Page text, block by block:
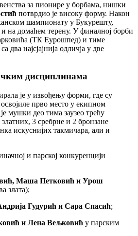
за пионире у борбама, нишки
потврдио је високу форму. Након
шампионату у Букурешту,
и на домаћем терену. У финалној борби
(ТК Еурошпед) и тиме
два најсјајнија одличја у две
дисциплинама
је у извођењу форми, где су
прво место у екипном
мушки део тима заузео трећу
3 сребрне и 2 бронзане
искуснијих такмичара, али и
и парској конкуренцији
Маша Петковић и Урош
злата);
Гудурић и Сара Спасић;
и Лена Вељковић у парским